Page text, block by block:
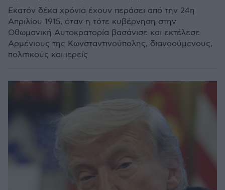
Εκατόν δέκα χρόνια έχουν περάσει από την 24η
Απριλίου 1915, όταν η τότε κυβέρνηση στην
Οθωμανική Αυτοκρατορία βασάνισε και εκτέλεσε
Αρμένιους της Κωνσταντινούπολης, διανοούμενους,
πολιτικούς και ιερείς